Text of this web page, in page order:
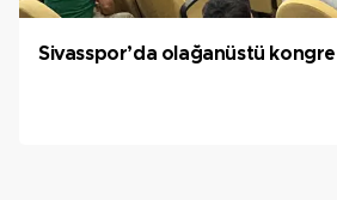
Sivasspor’da olağanüstü